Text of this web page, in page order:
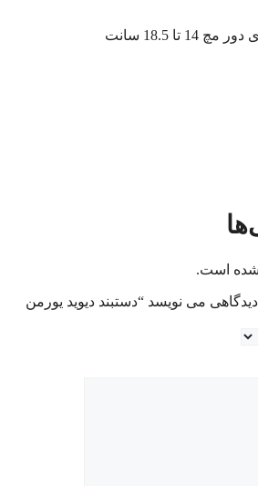
تا 18.5 سانت
است.
می نویسد “دستبند دیوید یورمن